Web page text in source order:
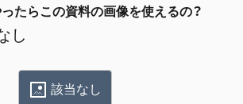
たらこの資料の画像を使えるの？
し
該当なし